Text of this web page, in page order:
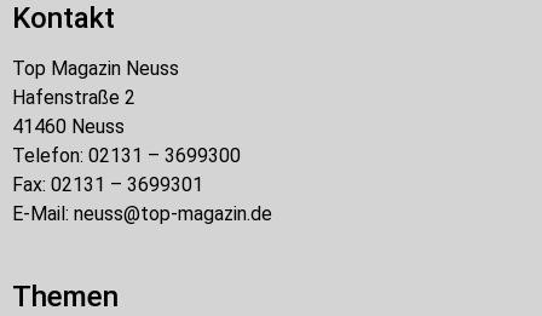
Kontakt
Top Magazin Neuss
Hafenstraße 2
41460 Neuss
Telefon: 02131 – 3699300
Fax: 02131 – 3699301
E-Mail: neuss@top-magazin.de
Themen